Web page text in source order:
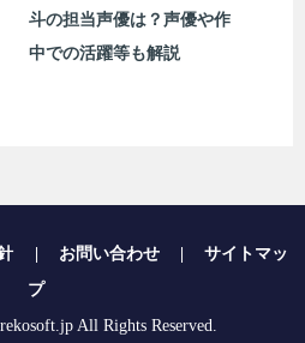
斗の担当声優は？声優や作
中での活躍等も解説
お問い合わせ
サイトマッ
プ
All Rights Reserved.